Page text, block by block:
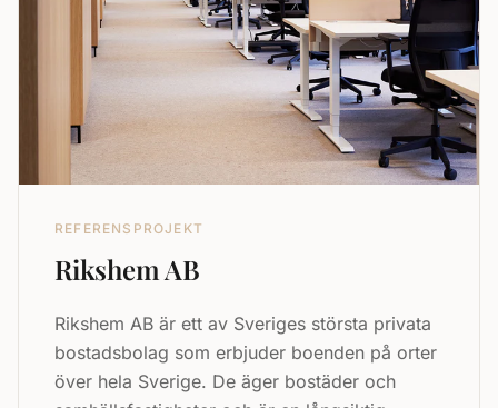
REFERENSPROJEKT
Rikshem AB
Rikshem AB är ett av Sveriges största privata
bostadsbolag som erbjuder boenden på orter
över hela Sverige. De äger bostäder och